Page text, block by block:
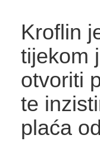
Kroflin
tijekom
otvoriti
te
plaća